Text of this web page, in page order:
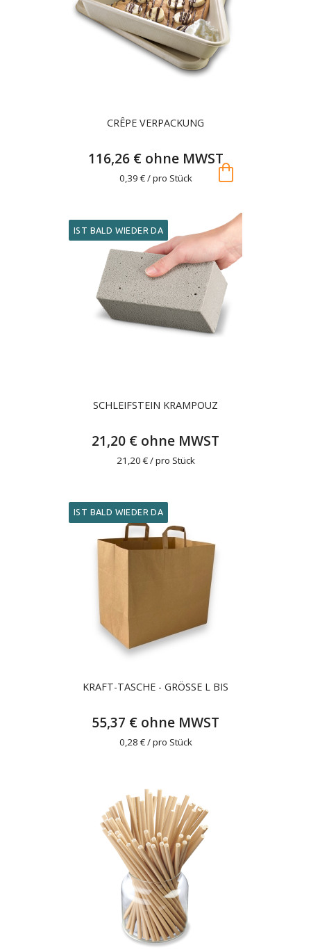
CRÊPE VERPACKUNG
116,26 € ohne MWST
0,39 € / pro Stück shopping_bag
SCHLEIFSTEIN KRAMPOUZ
21,20 € ohne MWST
21,20 € / pro Stück
IST BALD WIEDER DA
KRAFT-TASCHE - GRÖSSE L BIS
55,37 € ohne MWST
0,28 € / pro Stück
IST BALD WIEDER DA